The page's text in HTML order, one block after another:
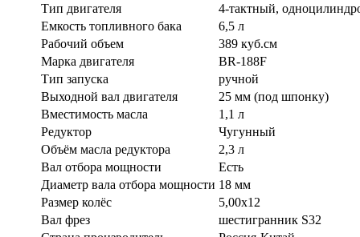
Тип двигателя
4-тактный,
Емкость топливного бака
6,5 л
Рабочий объем
389 куб.см
Марка двигателя
BR-188F
Тип запуска
ручной
Выходной вал двигателя
25 мм (под шпонку)
Вместимость масла
1,1 л
Редуктор
Чугунный
Объём масла редуктора
2,3 л
Вал отбора мощности
Есть
Диаметр вала отбора мощности 18 мм
Размер колёс
5,00x12
Вал фрез
шестигранник S32